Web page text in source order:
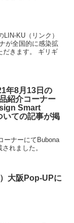
KU（リンク）
が全国的に感染拡
だきます。 ギリギ
年8月13日の
紹介コーナー
Smart
ての記事が掲
ーナーにてBubona
れました。
大阪Pop-UPに